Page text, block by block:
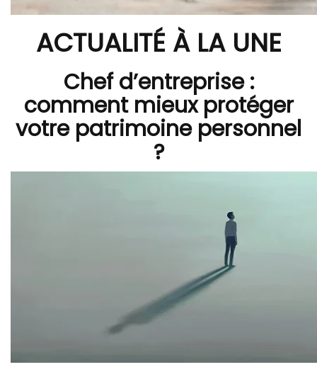
ACTUALITÉ À LA UNE
Chef d’entreprise :
comment mieux protéger
votre patrimoine personnel
?